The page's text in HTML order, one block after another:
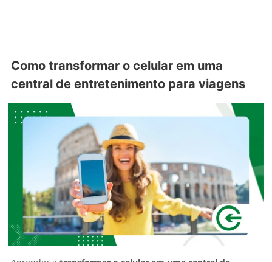
Como transformar o celular em uma
central de entretenimento para viagens